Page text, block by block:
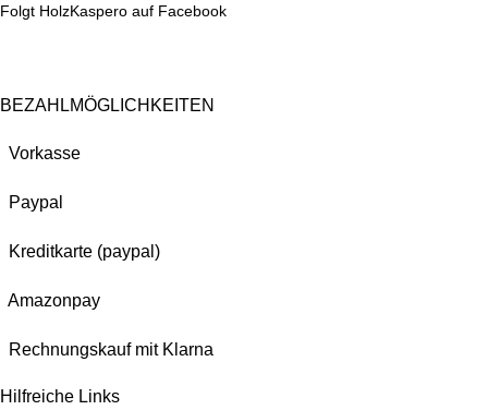
Folgt HolzKaspero auf Facebook
BEZAHLMÖGLICHKEITEN
Vorkasse
Paypal
Kreditkarte (paypal)
Amazonpay
Rechnungskauf mit Klarna
Hilfreiche Links